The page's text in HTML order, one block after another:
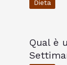
Dieta
Qual è